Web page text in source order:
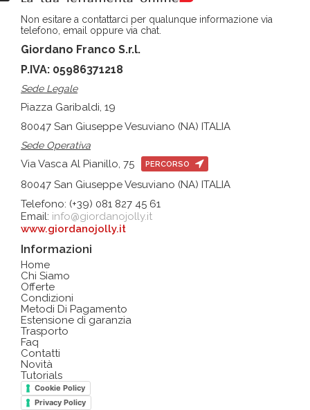
Non esitare a contattarci per qualunque informazione via
telefono, email oppure via chat.
Giordano Franco S.r.l.
P.IVA: 05986371218
Sede Legale
Piazza Garibaldi, 19
80047 San Giuseppe Vesuviano (NA) ITALIA
Sede Operativa
Via Vasca Al Pianillo, 75 PERCORSO
80047 San Giuseppe Vesuviano (NA) ITALIA
Telefono: (+39) 081 827 45 61
Email: info@giordanojolly.it
www.giordanojolly.it
Informazioni
Home
Chi Siamo
Offerte
Condizioni
Metodi Di Pagamento
Estensione di garanzia
Trasporto
Faq
Contatti
Novità
Tutorials
Cookie Policy
Privacy Policy